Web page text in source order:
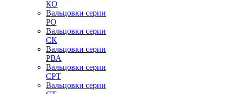
КО
Вальцовки серии
РО
Вальцовки серии
СК
Вальцовки серии
РВА
Вальцовки серии
СРТ
Вальцовки серии